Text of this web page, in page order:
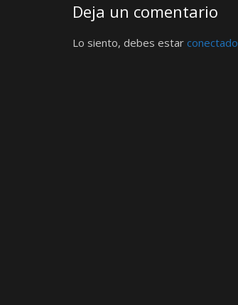
Deja un comentario
Lo siento, debes estar conectado